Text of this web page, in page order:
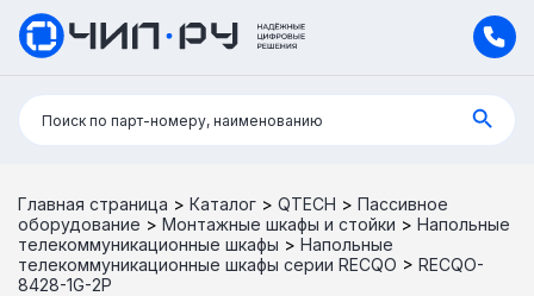
Поиск:
Поиск по парт-номеру, наименованию
Главная страница > Каталог > QTECH > Пассивное
оборудование > Монтажные шкафы и стойки > Напольные
телекоммуникационные шкафы > Напольные
телекоммуникационные шкафы серии RECQO > RECQO-
8428-1G-2P